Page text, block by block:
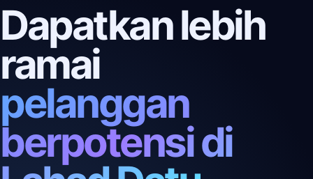
Dapatkan lebih
ramai
pelanggan
berpotensi di